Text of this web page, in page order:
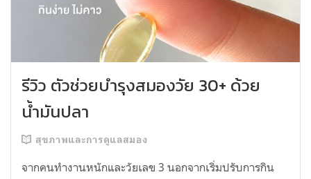
รีวิว ตัวช่วยบำรุงสมองวัย 30+ ด้วย
น้ำมันปลา
สุขภาพและการดูแลสมอง
จากคนทำงานหนักและวัยเลข 3 นอกจากเริ่มปรับการกิน